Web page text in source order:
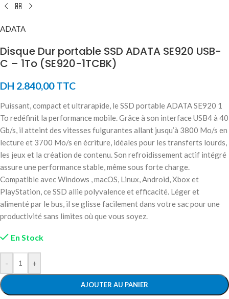
ADATA
Disque Dur portable SSD ADATA SE920 USB-
C – 1To (SE920-1TCBK)
DH 2.840,00TTC
Puissant, compact et ultrarapide, le SSD portable ADATA SE920 1
To redéfinit la performance mobile. Grâce à son interface USB4 à 40
Gb/s, il atteint des vitesses fulgurantes allant jusqu’à 3800 Mo/s en
lecture et 3700 Mo/s en écriture, idéales pour les transferts lourds,
les jeux et la création de contenu. Son refroidissement actif intégré
assure une performance stable, même sous forte charge.
Compatible avec Windows , macOS, Linux, Android, Xbox et
PlayStation, ce SSD allie polyvalence et efficacité. Léger et
alimenté par le bus, il se glisse facilement dans votre sac pour une
productivité sans limites où que vous soyez.
En Stock
- +
AJOUTER AU PANIER